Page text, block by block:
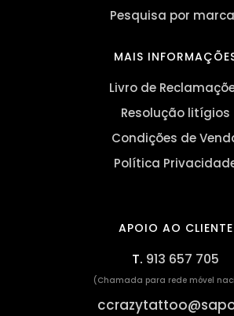
Pesquisa por
MAIS
Livro de
Resolução litígios
Condições de
Política
APOIO AO CLIENTE
T. 913 657 705
(Chamada para rede móvel